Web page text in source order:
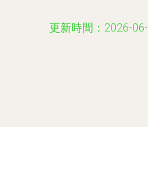
更新時間：2026-